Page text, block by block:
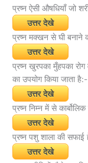
प्रष्न ऐसी औषधियाँ जो
उत्तर देखे
प्रष्न मक्खन से घी बनाने
उत्तर देखे
प्रष्न खुरपका मुँहपका
का उपयोग किया जाता है:-
उत्तर देखे
प्रष्न निम्न में से
उत्तर देखे
प्रष्न पशु शाला की
उत्तर देखे